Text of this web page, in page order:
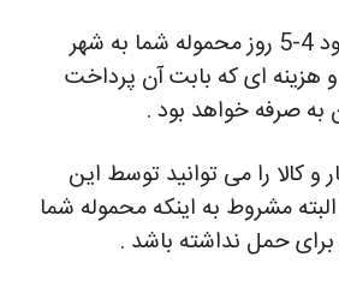
در این روش تا حدود 4-5 روز محموله شما به شهر
هزینه ای که بابت آن پرداخت
به صرفه خواهد بود .
و کالا را می توانید توسط این
مشروط به اینکه محموله شما
برای حمل نداشته باشد .